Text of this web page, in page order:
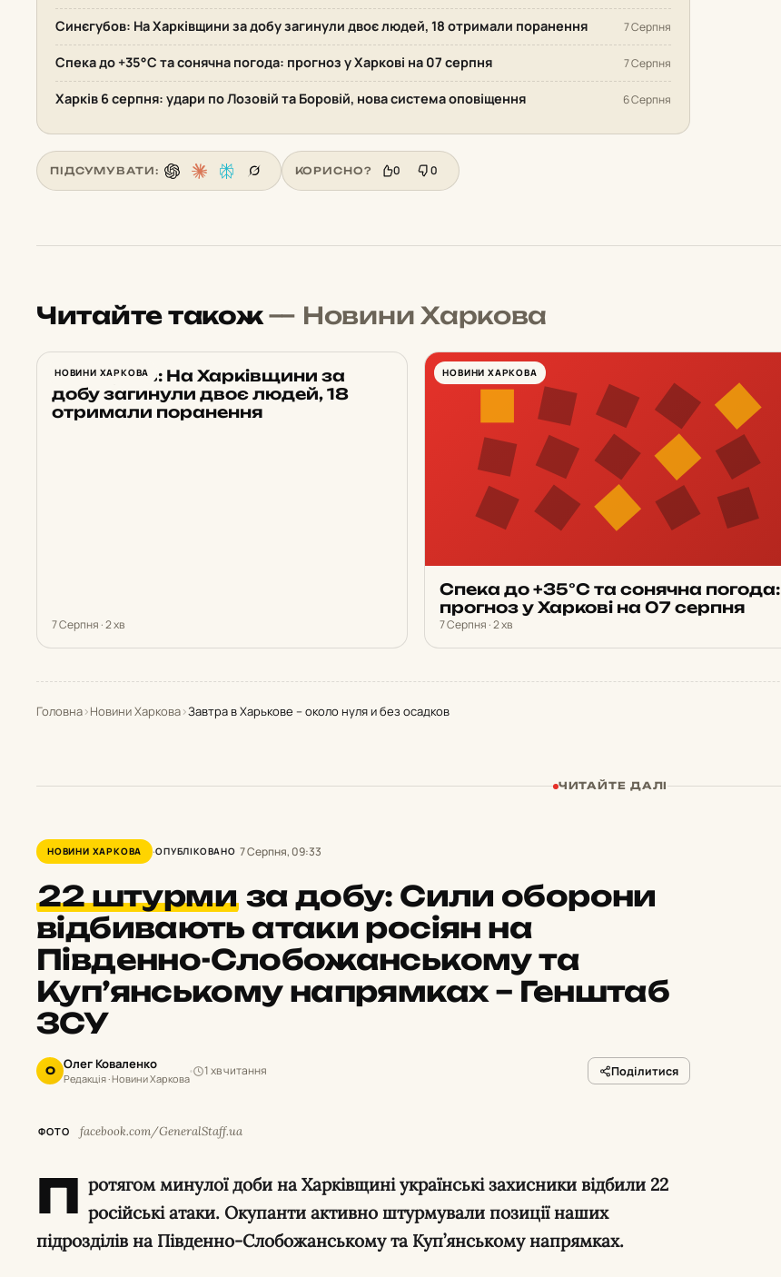
Синєгубов: На Харківщини за добу загинули двоє людей, 18 отримали поранення 7 Серпня
Спека до +35°С та сонячна погода: прогноз у Харкові на 07 серпня 7 Серпня
Харків 6 серпня: удари по Лозовій та Боровій, нова система оповіщення 6 Серпня
ПІДСУМУВАТИ: КОРИСНО? 0 0
Читайте також— Новини Харкова
НОВИНИ ХАРКОВА
Синєгубов: На Харківщини за
добу загинули двоє людей, 18
отримали поранення
7 Серпня · 2 хв
НОВИНИ ХАРКОВА
Спека до +35°С та сонячна погода:
прогноз у Харкові на 07 серпня
7 Серпня · 2 хв
Головна›Новини Харкова›Завтра в Харькове – около нуля и без осадков
ЧИТАЙТЕ ДАЛІ
НОВИНИ ХАРКОВА ОПУБЛІКОВАНО 7 Серпня, 09:33
22 штурми за добу: Сили оборони
відбивають атаки росіян на
Південно-Слобожанському та
Куп’янському напрямках – Генштаб
ЗСУ
О Олег Коваленко
Редакція · Новини Харкова
1 хв читання Поділитися
ФОТО facebook.com/GeneralStaff.ua
П ротягом минулої доби на Харківщині українські захисники відбили 22
російські атаки. Окупанти активно штурмували позиції наших
підрозділів на Південно-Слобожанському та Куп’янському напрямках.